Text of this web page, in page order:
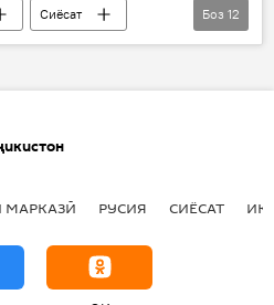
Сиёсат
ва мудофиа
Толибон
Боз 12
МАРКАЗӢ РУСИЯ СИЁСАТ